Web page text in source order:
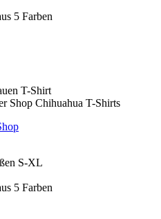
5 Farben
S-XL
5 Farben